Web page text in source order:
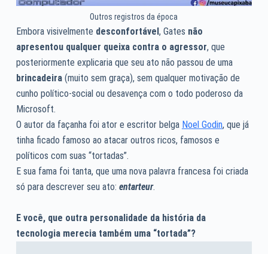
Outros registros da época
Embora visivelmente desconfortável, Gates não
apresentou qualquer queixa contra o agressor, que
posteriormente explicaria que seu ato não passou de uma
brincadeira (muito sem graça), sem qualquer motivação de
cunho político-social ou desavença com o todo poderoso da
Microsoft.
O autor da façanha foi ator e escritor belga Noel Godin, que já
tinha ficado famoso ao atacar outros ricos, famosos e
políticos com suas “tortadas”.
E sua fama foi tanta, que uma nova palavra francesa foi criada
só para descrever seu ato: entarteur.
E você, que outra personalidade da história da
tecnologia merecia também uma “tortada”?